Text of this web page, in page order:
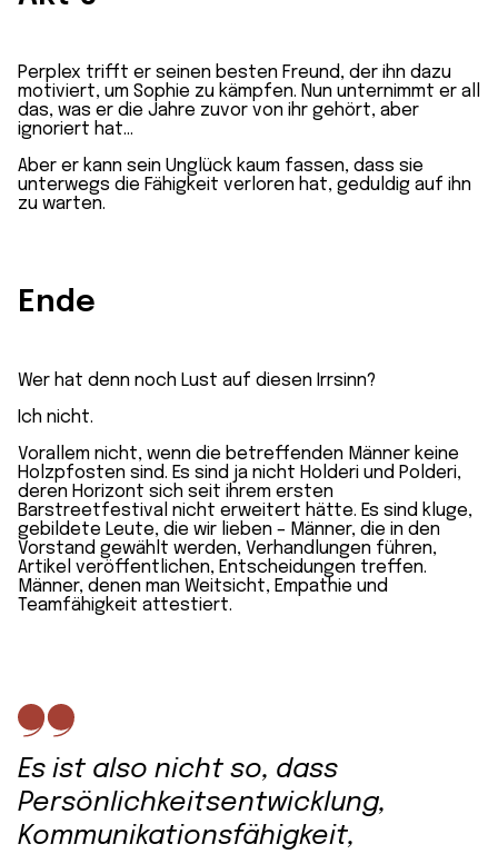
Perplex trifft er seinen besten Freund, der ihn dazu
motiviert, um Sophie zu kämpfen. Nun unternimmt er all
das, was er die Jahre zuvor von ihr gehört, aber
ignoriert hat…
Aber er kann sein Unglück kaum fassen, dass sie
unterwegs die Fähigkeit verloren hat, geduldig auf ihn
zu warten.
Ende
Wer hat denn noch Lust auf diesen Irrsinn?
Ich nicht.
Vorallem nicht, wenn die betreffenden Männer keine
Holzpfosten sind. Es sind ja nicht Holderi und Polderi,
deren Horizont sich seit ihrem ersten
Barstreetfestival nicht erweitert hätte. Es sind kluge,
gebildete Leute, die wir lieben – Männer, die in den
Vorstand gewählt werden, Verhandlungen führen,
Artikel veröffentlichen, Entscheidungen treffen.
Männer, denen man Weitsicht, Empathie und
Teamfähigkeit attestiert.
Es ist also nicht so, dass
Persönlichkeitsentwicklung,
Kommunikationsfähigkeit,